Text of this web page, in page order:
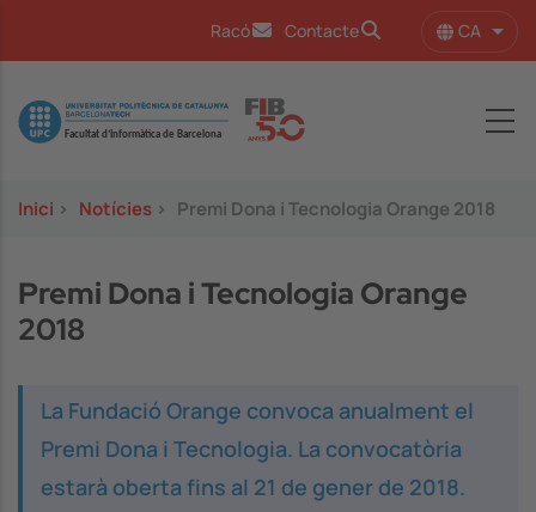
Racó Contacte CA
Image
Inici > Notícies > Premi Dona i Tecnologia Orange 2018
Premi Dona i Tecnologia Orange
2018
La Fundació Orange convoca anualment el
Premi Dona i Tecnologia. La convocatòria
estarà oberta fins al 21 de gener de 2018.